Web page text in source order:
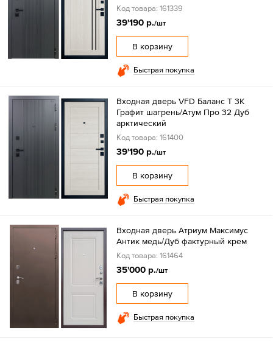
Код товара: 161339
39'190 р./шт
В корзину
Быстрая покупка
Входная дверь VFD Баланс T 3К
Графит шагрень/Атум Про 32 Дуб
арктический
Код товара: 161400
39'190 р./шт
В корзину
Быстрая покупка
Входная дверь Атриум Максимус
Антик медь/Дуб фактурный крем
Код товара: 161464
35'000 р./шт
В корзину
Быстрая покупка